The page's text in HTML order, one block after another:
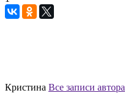
Кристина Все записи автора